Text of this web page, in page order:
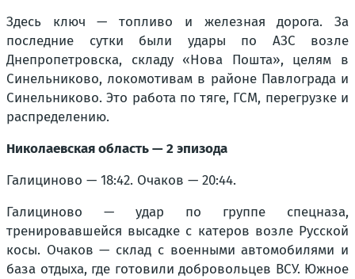
Здесь ключ — топливо и железная дорога. За
последние сутки были удары по АЗС возле
Днепропетровска, складу «Нова Пошта», целям в
Синельниково, локомотивам в районе Павлограда и
Синельниково. Это работа по тяге, ГСМ, перегрузке и
распределению.
Николаевская область — 2 эпизода
Галициново — 18:42. Очаков — 20:44.
Галициново — удар по группе спецназа,
тренировавшейся высадке с катеров возле Русской
косы. Очаков — склад с военными автомобилями и
база отдыха, где готовили добровольцев ВСУ. Южное